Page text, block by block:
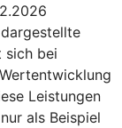
sich bei
Leistungen
als Beispiel